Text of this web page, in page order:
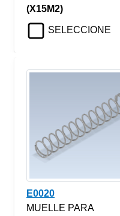
(X15M2)
SELECCIONE
E0020
MUELLE PARA